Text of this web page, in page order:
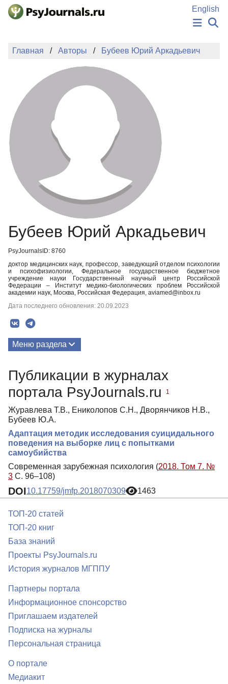
Перейти к основному содержанию
English
НОВОСТИ
АВТОРЫ
ПОДАТЬ РУКОПИСЬ
БАЗА ЗНАНИЙ
КЛЮЧЕВЫЕ СЛОВА
Регистрация
Главная Авторы Бубеев Юрий Аркадьевич
Бубеев Юрий Аркадьевич
PsyJournalsID: 8760
доктор медицинских наук, профессор, заведующий отделом психологии
и психофизиологии, Федеральное государственное бюджетное
учреждение науки Государственный научный центр Российской
Федерации – Институт медико-биологических проблем Российской
академии наук, Москва, Российская Федерация, aviamed@inbox.ru
Дата последнего обновления: 20.09.2023
Меню раздела
Публикации в журналах
портала PsyJournals.ru
1
Журавлева Т.В., Ениколопов С.Н., Дворянчиков Н.В.,
Бубеев Ю.А.
Адаптация методик исследования cуицидального
поведения на выборке лиц c попытками
самоубийства
Современная зарубежная психология (2018. Том 7. №
3 С. 96–108)
DOI10.17759/jmfp.2018070309 1463
ТОП-20 статей
ТОП-20 книг
База знаний
Проекты PsyJournals.ru
История журналов МГППУ
Партнеры портала
Информационное спонсорство
Приглашаем издателей
Подписка на журналы
Персональная страница
О портале
Медиакит